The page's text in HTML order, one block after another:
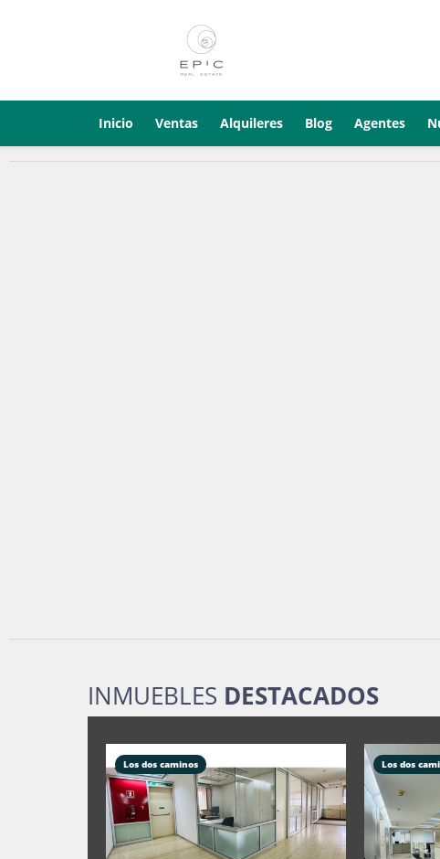
Inicio Ventas Alquileres Blog Agentes
INMUEBLES DESTACADOS
Los dos caminos Los dos